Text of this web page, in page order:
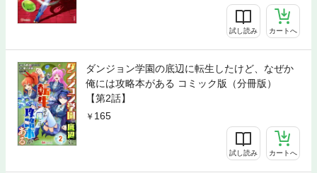
試し読み カートへ
ダンジョン学園の底辺に転生したけど、なぜか
俺には攻略本がある コミック版（分冊版）
【第2話】
165
試し読み カートへ